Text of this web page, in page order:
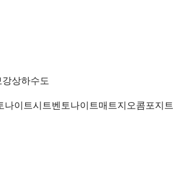
강상하수도
나이트시트벤토나이트매트지오콤포지트